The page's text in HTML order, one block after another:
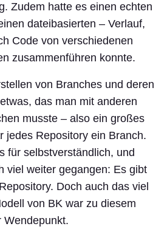
Zudem hatte es einen echten
dateibasierten – Verlauf,
Code von verschiedenen
zusammenführen konnte.
von Branches und deren
das man mit anderen
musste – also ein großes
jedes Repository ein Branch.
für selbstverständlich, und
viel weiter gegangen: Es gibt
Repository. Doch auch das viel
von BK war zu diesem
Wendepunkt.